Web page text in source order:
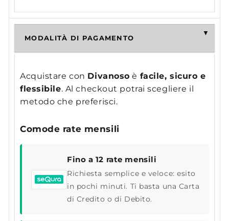
MODALITÀ DI PAGAMENTO
Acquistare con Divanoso è facile, sicuro e
flessibile. Al checkout potrai scegliere il
metodo che preferisci.
Comode rate mensili
Fino a 12 rate mensili
Richiesta semplice e veloce: esito
in pochi minuti. Ti basta una Carta
di Credito o di Debito.